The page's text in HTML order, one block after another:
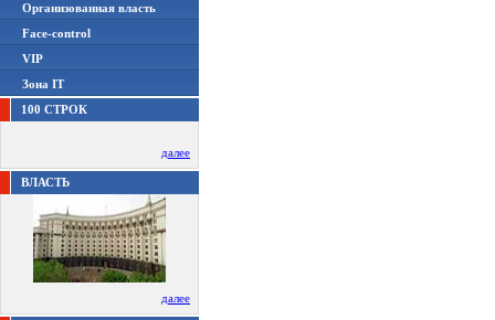
Организованная власть
Face-control
VIP
Зона IT
100 СТРОК
далее
ВЛАСТЬ
далее